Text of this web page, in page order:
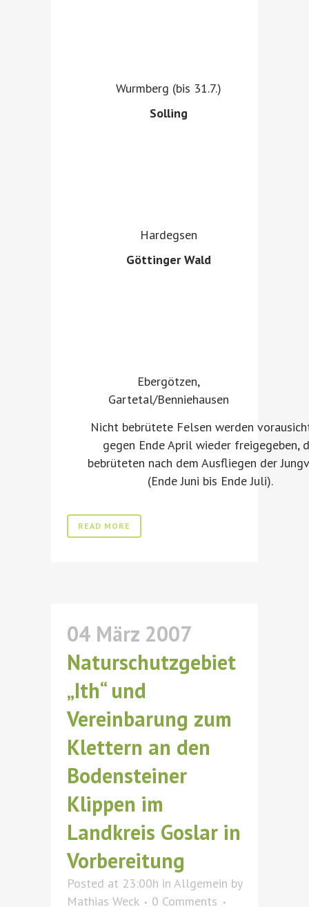
Wurmberg (bis 31.7.)
Solling
Hardegsen
Göttinger Wald
Ebergötzen,
Gartetal/Benniehausen
Nicht bebrütete Felsen werden
gegen Ende April wieder freigegeben,
bebrüteten nach dem Ausfliegen der
(Ende Juni bis Ende Juli).
READ MORE
04 März 2007
Naturschutzgebiet
„Ith“ und
Vereinbarung zum
Klettern an den
Bodensteiner
Klippen im
Landkreis Goslar in
Vorbereitung
Posted at 23:00h in Allgemein by
Mathias Weck
0 Comments